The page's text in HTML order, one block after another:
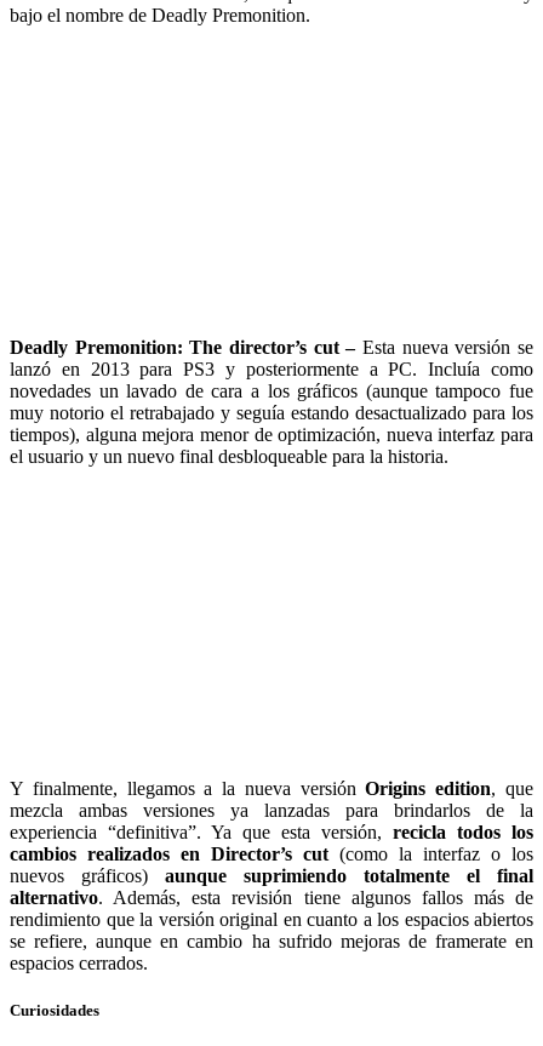
bajo el nombre de Deadly Premonition.
Deadly Premonition: The director’s cut – Esta nueva versión se
lanzó en 2013 para PS3 y posteriormente a PC. Incluía como
novedades un lavado de cara a los gráficos (aunque tampoco fue
muy notorio el retrabajado y seguía estando desactualizado para los
tiempos), alguna mejora menor de optimización, nueva interfaz para
el usuario y un nuevo final desbloqueable para la historia.
Y finalmente, llegamos a la nueva versiónOrigins edition, que
mezcla ambas versiones ya lanzadas para brindarlos de la
experiencia “definitiva”. Ya que esta versión, recicla todos los
cambios realizados en Director’s cut (como la interfaz o los
nuevos gráficos) aunque suprimiendo totalmente el final
alternativo. Además, esta revisión tiene algunos fallos más de
rendimiento que la versión original en cuanto a los espacios abiertos
se refiere, aunque en cambio ha sufrido mejoras de framerate en
espacios cerrados.
Curiosidades